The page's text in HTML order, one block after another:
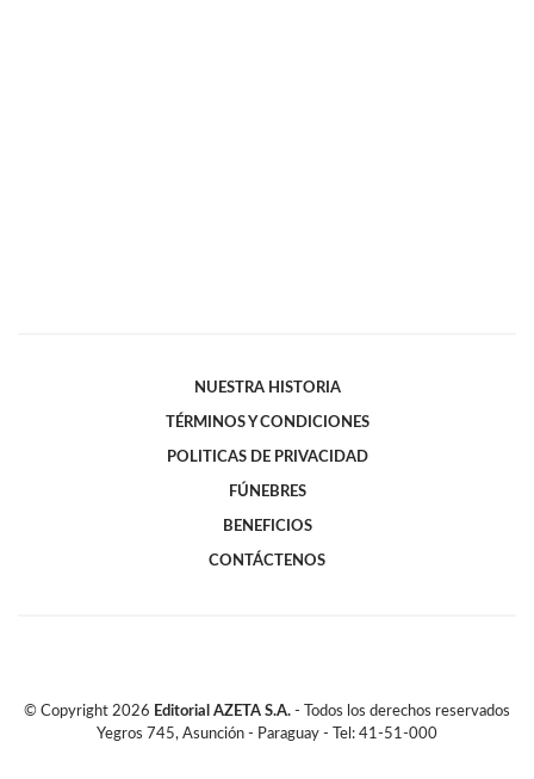
NUESTRA HISTORIA
TÉRMINOS Y CONDICIONES
POLITICAS DE PRIVACIDAD
FÚNEBRES
BENEFICIOS
CONTÁCTENOS
© Copyright 2026 Editorial AZETA S.A. - Todos los derechos reservados
Yegros 745, Asunción - Paraguay - Tel: 41-51-000